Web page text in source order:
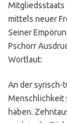
Mitgliedsstaats
mittels neuer
Seiner
Pschorr
Wortlaut:
An der syrisch-
Menschlichkeit
haben.